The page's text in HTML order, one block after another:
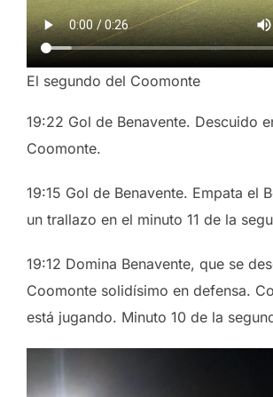
El segundo del Coomonte
19:22 Gol de Benavente. Descuido
Coomonte.
19:15 Gol de Benavente. Empata el
un trallazo en el minuto 11 de la
19:12 Domina Benavente, que se
Coomonte solidísimo en defensa.
está jugando. Minuto 10 de la